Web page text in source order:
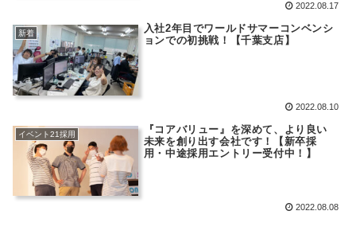
2022.08.17
新着
入社2年目でワールドサマーコンベンシ
ョンでの初挑戦！【千葉支店】
2022.08.10
イベント21採用
『コアバリュー』を深めて、より良い
未来を創り出す会社です！【新卒採
用・中途採用エントリー受付中！】
2022.08.08